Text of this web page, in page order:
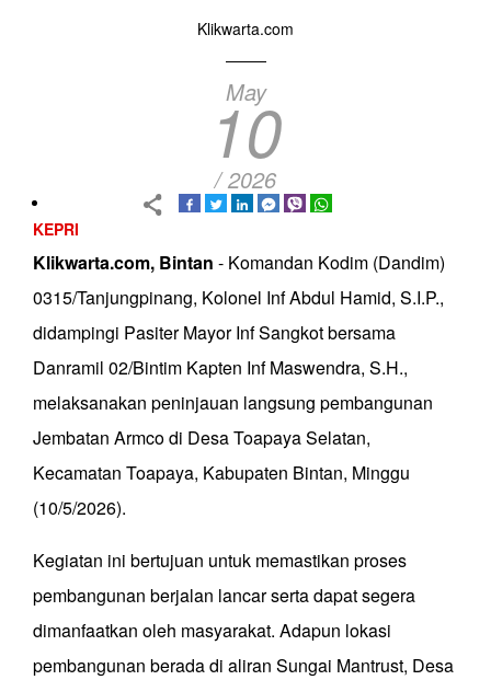
Klikwarta.com
May
10
/ 2026
KEPRI
Klikwarta.com, Bintan - Komandan Kodim (Dandim)
0315/Tanjungpinang, Kolonel Inf Abdul Hamid, S.I.P.,
didampingi Pasiter Mayor Inf Sangkot bersama
Danramil 02/Bintim Kapten Inf Maswendra, S.H.,
melaksanakan peninjauan langsung pembangunan
Jembatan Armco di Desa Toapaya Selatan,
Kecamatan Toapaya, Kabupaten Bintan, Minggu
(10/5/2026).
Kegiatan ini bertujuan untuk memastikan proses
pembangunan berjalan lancar serta dapat segera
dimanfaatkan oleh masyarakat. Adapun lokasi
pembangunan berada di aliran Sungai Mantrust, Desa